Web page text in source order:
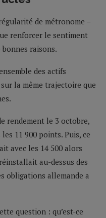
de métronome –
renforcer le sentiment
raisons.
des actifs
la même trajectoire que
rendement le 3 octobre,
11 900 points. Puis, ce
avec les 14 500 alors
au-dessus des
obligations allemande a
question : qu’est-ce